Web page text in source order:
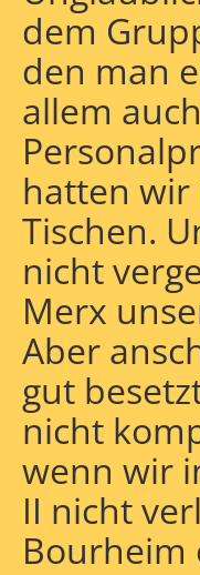
dem
den man
allem
hatten wir
Tischen.
nicht
Merx
Aber
gut
nicht
wenn wir
II nicht
Bourheim